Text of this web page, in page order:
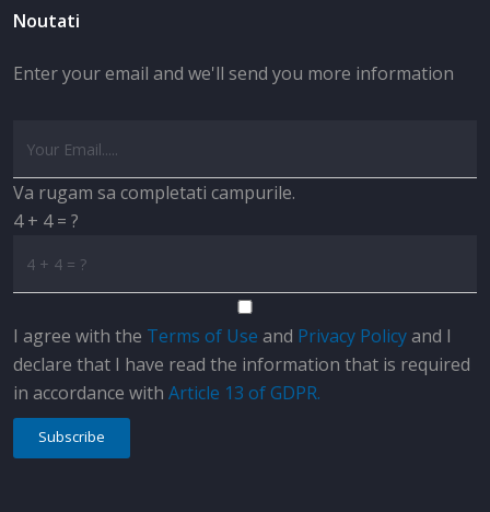
Noutati
Enter your email and we'll send you more information
Va rugam sa completati campurile.
4 + 4 = ?
I agree with the Terms of Use and Privacy Policyand I
declare that I have read the information that is required
in accordance with Article 13 of GDPR.
Subscribe